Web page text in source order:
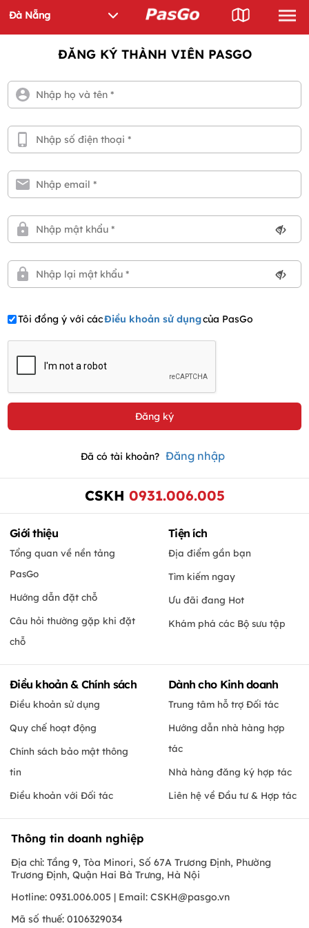
ĐĂNG KÝ THÀNH VIÊN PASGO
Tôi đồng ý với cácĐiều khoản sử dụngcủa PasGo
Đã có tài khoản? Đăng nhập
CSKH 0931.006.005
Giới thiệu
Tổng quan về nền tảng
PasGo
Hướng dẫn đặt chỗ
Câu hỏi thường gặp khi đặt
chỗ
Tiện ích
Địa điểm gần bạn
Tìm kiếm ngay
Ưu đãi đang Hot
Khám phá các Bộ sưu tập
Điều khoản & Chính sách
Điều khoản sử dụng
Quy chế hoạt động
Chính sách bảo mật thông
tin
Điều khoản với Đối tác
Dành cho Kinh doanh
Trung tâm hỗ trợ Đối tác
Hướng dẫn nhà hàng hợp
tác
Nhà hàng đăng ký hợp tác
Liên hệ về Đầu tư & Hợp tác
Thông tin doanh nghiệp
Địa chỉ: Tầng 9, Tòa Minori, Số 67A Trương Định, Phường
Trương Định, Quận Hai Bà Trưng, Hà Nội
Hotline: 0931.006.005 | Email: CSKH@pasgo.vn
Mã số thuế: 0106329034